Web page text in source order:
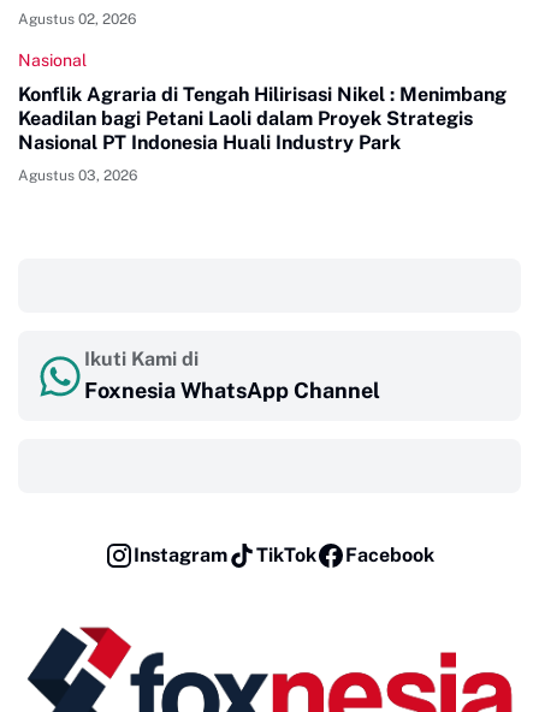
Agustus 02, 2026
Nasional
Konflik Agraria di Tengah Hilirisasi Nikel : Menimbang
Keadilan bagi Petani Laoli dalam Proyek Strategis
Nasional PT Indonesia Huali Industry Park
Agustus 03, 2026
Ikuti Kami di
Foxnesia WhatsApp Channel
Instagram TikTok Facebook